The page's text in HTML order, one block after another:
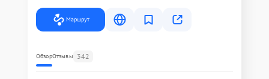
Маршрут
ОбзорОтзывы 342